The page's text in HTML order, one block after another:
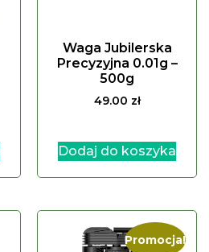
Waga Jubilerska
Precyzyjna 0.01g –
500g
49.00 zł
Dodaj do koszyka
Promocja!